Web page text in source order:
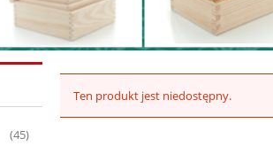
(45)
Ten produkt jest niedostępny.